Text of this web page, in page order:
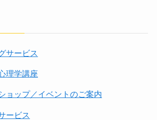
サービス
理学講座
ョップ／イベントのご案内
ービス